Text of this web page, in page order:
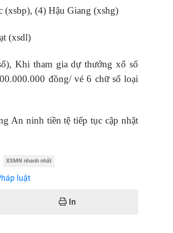
(4) Hậu Giang (xshg)
(xsdl)
Khi tham gia dự thưởng xổ số
đồng/ vé 6 chữ số loại
An ninh tiền tệ tiếp tục cập nhật
XSMN nhanh nhất
luật
In